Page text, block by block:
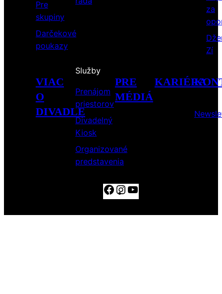
Pre
skupiny
Darčekové
poukazy
za
Zí
VIAC
O
DIVADLE
Služby
Prenájom
priestorov
Divadelný
Kiosk
Organizované
predstavenia
PRE
MÉDIÁ
KARIÉRA
Facebook
Instagram